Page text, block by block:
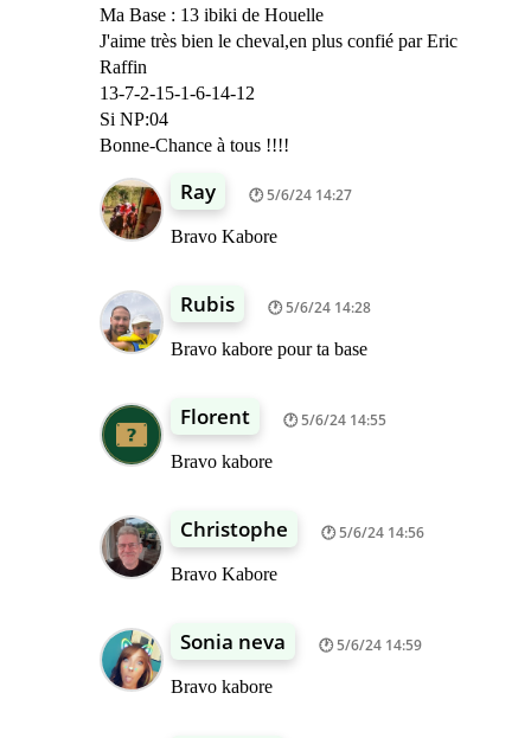
Ma Base : 13 ibiki de Houelle
J'aime très bien le cheval,en plus confié par Eric
Raffin
13-7-2-15-1-6-14-12
Si NP:04
Bonne-Chance à tous !!!!
Ray 5/6/24 14:27
Bravo Kabore
Rubis 5/6/24 14:28
Bravo kabore pour ta base
Florent 5/6/24 14:55
Bravo kabore
Christophe 5/6/24 14:56
Bravo Kabore
Sonia neva 5/6/24 14:59
Bravo kabore